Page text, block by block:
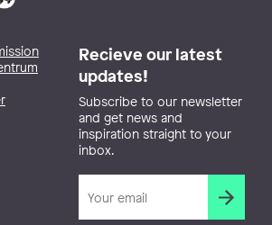
Recieve our latest
updates!
Subscribe to our newsletter
and get news and
inspiration straight to your
inbox.